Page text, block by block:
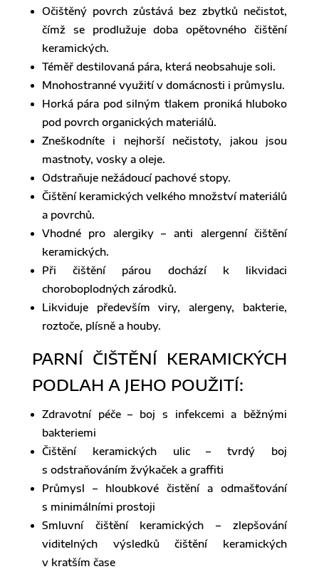
Očištěný povrch zůstává bez zbytků nečistot,
čímž se prodlužuje doba opětovného čištění
keramických.
Téměř destilovaná pára, která neobsahuje soli.
Mnohostranné využití v domácnosti i průmyslu.
Horká pára pod silným tlakem proniká hluboko
pod povrch organických materiálů.
Zneškodníte i nejhorší nečistoty, jakou jsou
mastnoty, vosky a oleje.
Odstraňuje nežádoucí pachové stopy.
Čištění keramických velkého množství materiálů
a povrchů.
Vhodné pro alergiky – anti alergenní čištění
keramických.
Při čištění párou dochází k likvidaci
choroboplodných zárodků.
Likviduje především viry, alergeny, bakterie,
roztoče, plísně a houby.
PARNÍ ČIŠTĚNÍ KERAMICKÝCH
PODLAH A JEHO POUŽITÍ:
Zdravotní péče – boj s infekcemi a běžnými
bakteriemi
Čištění keramických ulic – tvrdý boj
s odstraňováním žvýkaček a graffiti
Průmysl – hloubkové čistění a odmašťování
s minimálními prostoji
Smluvní čištění keramických – zlepšování
viditelných výsledků čištění keramických
v kratším čase